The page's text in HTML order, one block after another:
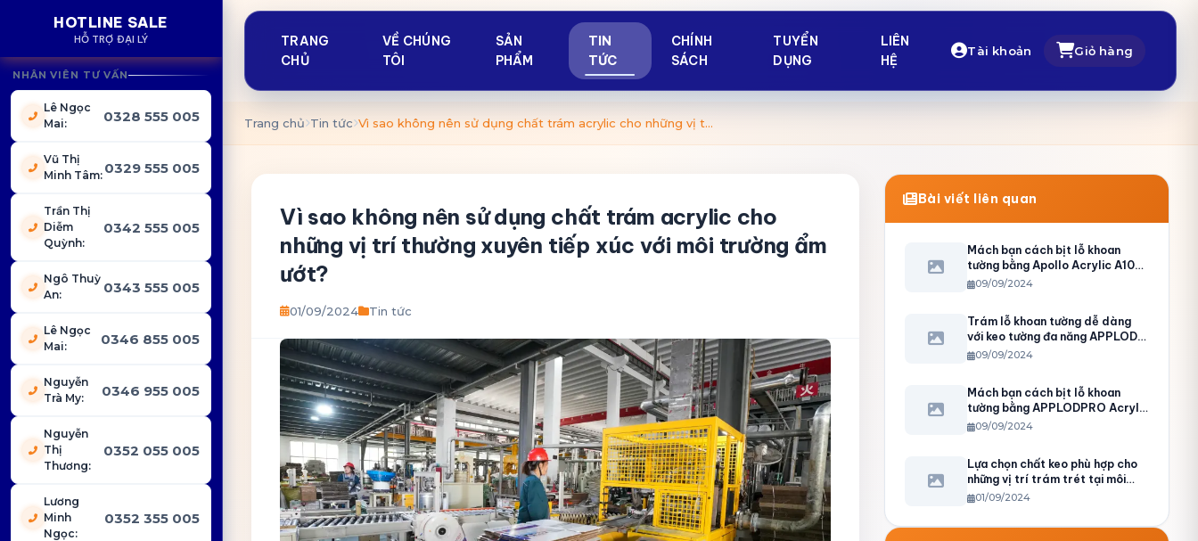
HOTLINE SALE
HỖ TRỢ ĐẠI LÝ
NHÂN VIÊN TƯ VẤN
Lê Ngọc
Mai: 0328 555 005
Vũ Thị
Minh Tâm: 0329 555 005
Trần Thị
Diễm
Quỳnh:
0342 555 005
Ngô Thuỳ
An: 0343 555 005
Lê Ngọc
Mai: 0346 855 005
Nguyễn
Trà My: 0346 955 005
Nguyễn
Thị
Thương:
0352 055 005
Lương
Minh
Ngọc:
0352 355 005
TRANG
CHỦ
VỀ CHÚNG
TÔI
SẢN
PHẨM
TIN
TỨC
CHÍNH
SÁCH
TUYỂN
DỤNG
LIÊN
HỆ
Tài khoản Giỏ hàng
Trang chủ Tin tức Vì sao không nên sử dụng chất trám acrylic cho những vị trí thường xuyên tiếp xúc với môi trường ẩm ướt?
Vì sao không nên sử dụng chất trám acrylic cho
những vị trí thường xuyên tiếp xúc với môi trường ẩm
ướt?
01/09/2024 Tin tức
Bài viết liên quan
Mách bạn cách bịt lỗ khoan
tường bằng Apollo Acrylic A100
cực hiệu quả
09/09/2024
Trám lỗ khoan tường dễ dàng
với keo tường đa năng APPLOD
PRO Acrylic A100
09/09/2024
Mách bạn cách bịt lỗ khoan
tường bằng APPLODPRO Acrylic
A100
09/09/2024
Lựa chọn chất keo phù hợp cho
những vị trí trám trét tại môi
trường ẩm ướt
01/09/2024